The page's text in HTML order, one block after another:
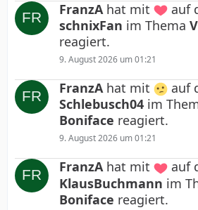
FranzAhat mit
auf
schnixFan im Thema
reagiert.
9. August 2026 um 01:21
FranzAhat mit
auf
Schlebusch04 im
Boniface reagiert.
9. August 2026 um 01:21
FranzAhat mit
auf
KlausBuchmann im
Boniface reagiert.